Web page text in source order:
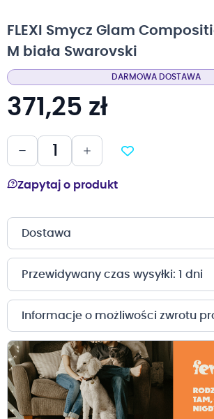
galerii
FLEXI Smycz Glam
M biała Swarovski
DARMOWA DOSTAWA
371,25 zł
Zapytaj o produkt
Dostawa
Przewidywany czas wysyłki: 1 dni
Informacje o możliwości zwrotu